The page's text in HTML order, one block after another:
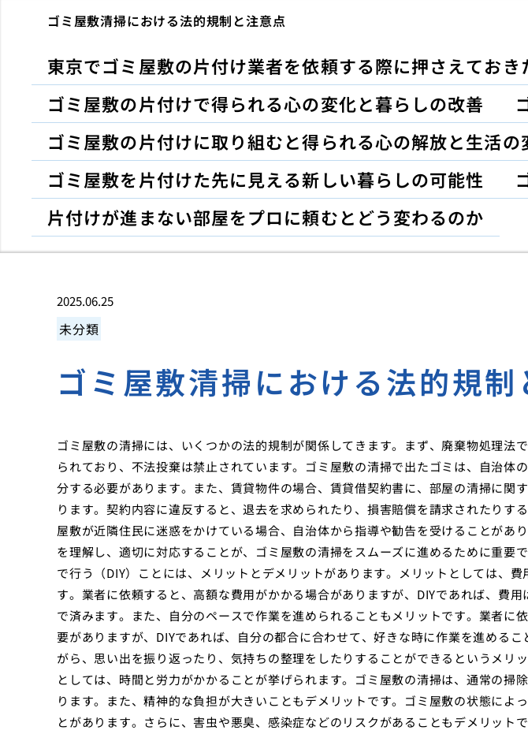
ゴミ屋敷清掃における法的規制と注意点
東京でゴミ屋敷の片付け業者を依頼する際に押さえておき
ゴミ屋敷の片付けで得られる心の変化と暮らしの改善
ゴミ屋敷の片付けに取り組むと得られる心の解放と生活の
ゴミ屋敷を片付けた先に見える新しい暮らしの可能性
片付けが進まない部屋をプロに頼むとどう変わるのか
2025.06.25
未分類
ゴミ屋敷清掃における法的規制
ゴミ屋敷の清掃には、いくつかの法的規制が関係してきます。まず、廃棄物処理法
られており、不法投棄は禁止されています。ゴミ屋敷の清掃で出たゴミは、自治体
分する必要があります。また、賃貸物件の場合、賃貸借契約書に、部屋の清掃に関
ります。契約内容に違反すると、退去を求められたり、損害賠償を請求されたりす
屋敷が近隣住民に迷惑をかけている場合、自治体から指導や勧告を受けることがあ
を理解し、適切に対応することが、ゴミ屋敷の清掃をスムーズに進めるために重要
で行う（DIY）ことには、メリットとデメリットがあります。メリットとしては、
す。業者に依頼すると、高額な費用がかかる場合がありますが、DIYであれば、費
で済みます。また、自分のペースで作業を進められることもメリットです。業者に
要がありますが、DIYであれば、自分の都合に合わせて、好きな時に作業を進める
がら、思い出を振り返ったり、気持ちの整理をしたりすることができるというメリ
としては、時間と労力がかかることが挙げられます。ゴミ屋敷の清掃は、通常の掃
ります。また、精神的な負担が大きいこともデメリットです。ゴミ屋敷の状態によ
とがあります。さらに、害虫や悪臭、感染症などのリスクがあることもデメリット